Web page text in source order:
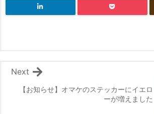
【お知らせ】オマケのステッカーにイエロ
ーが増えました
Next